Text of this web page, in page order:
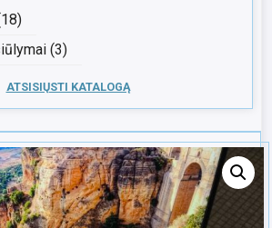
(3)
ATSISIŲSTI KATALOGĄ